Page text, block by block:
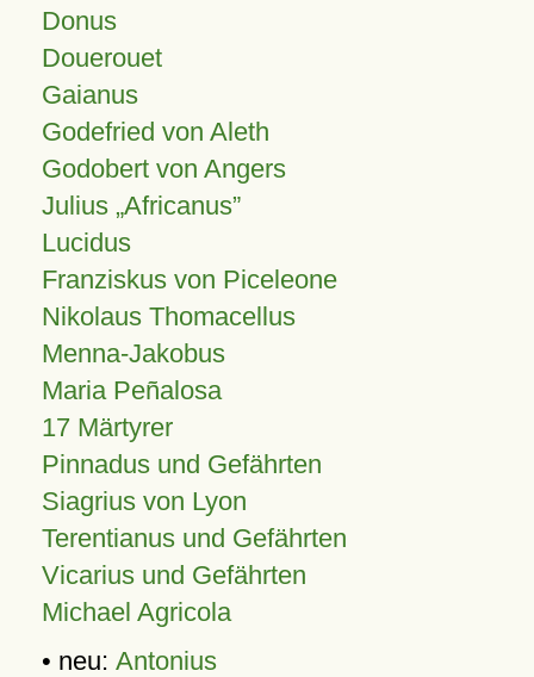
Donus
Douerouet
Gaianus
Godefried von Aleth
Godobert von Angers
Julius Africanus
Lucidus
Franziskus von Piceleone
Nikolaus Thomacellus
Menna-Jakobus
Maria Peñalosa
17 Märtyrer
Pinnadus und Gefährten
Siagrius von Lyon
Terentianus und Gefährten
Vicarius und Gefährten
Michael Agricola
• neu: Antonius